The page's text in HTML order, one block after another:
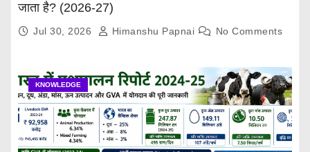
जाता है? (2026-27)
Jul 30, 2026 Himanshu Papnai No Comments
KNOWLEDGE